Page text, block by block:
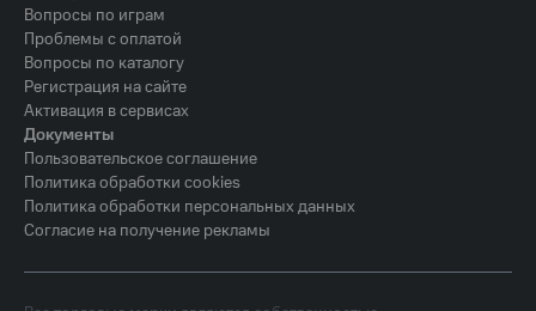
Вопросы по играм
Проблемы с оплатой
Вопросы по каталогу
Регистрация на сайте
Активация в сервисах
Документы
Пользовательское соглашение
Политика обработки cookies
Политика обработки персональных данных
Согласие на получение рекламы